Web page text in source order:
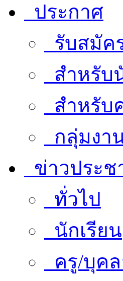
ประกาศ
รับสมัค
สำหรับ
สำหรับ
กลุ่มงา
ข่าวประ
ทั่วไป
นักเรียน
ครู/บุค